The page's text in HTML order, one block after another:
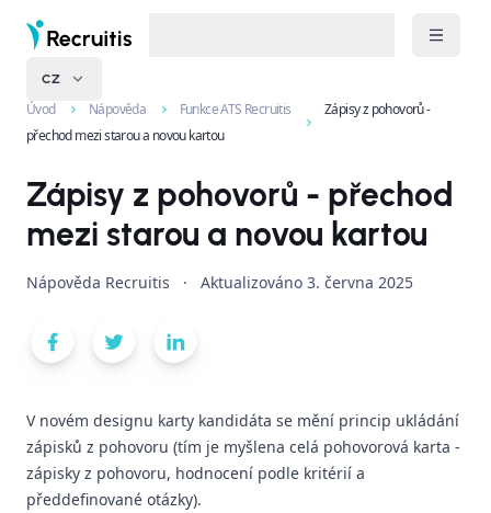
CZ
Úvod Nápověda Funkce ATS Recruitis
Zápisy z pohovorů -
přechod mezi starou a novou kartou
Zápisy z pohovorů - přechod
mezi starou a novou kartou
Nápověda Recruitis · Aktualizováno 3. června 2025
V novém designu karty kandidáta se mění princip ukládání
zápisků z pohovoru (tím je myšlena celá pohovorová karta -
zápisky z pohovoru, hodnocení podle kritérií a
předdefinované otázky).